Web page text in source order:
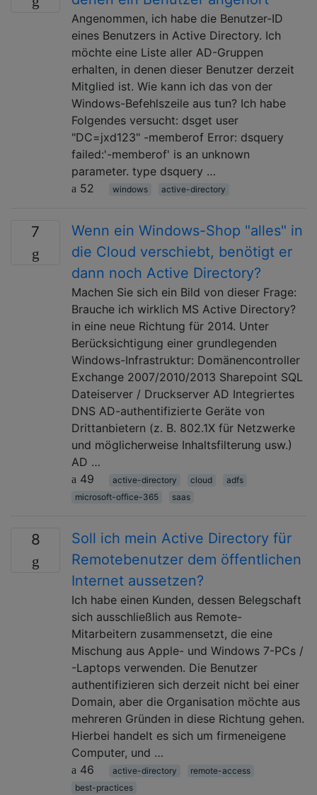
Angenommen, ich habe die Benutzer-ID
eines Benutzers in Active Directory. Ich
möchte eine Liste aller AD-Gruppen
erhalten, in denen dieser Benutzer derzeit
Mitglied ist. Wie kann ich das von der
Windows-Befehlszeile aus tun? Ich habe
Folgendes versucht: dsget user
"DC=jxd123" -memberof Error: dsquery
failed:'-memberof' is an unknown
parameter. type dsquery …
52
windows active-directory
7
Wenn ein Windows-Shop "alles" in
die Cloud verschiebt, benötigt er
dann noch Active Directory?
Machen Sie sich ein Bild von dieser Frage:
Brauche ich wirklich MS Active Directory?
in eine neue Richtung für 2014. Unter
Berücksichtigung einer grundlegenden
Windows-Infrastruktur: Domänencontroller
Exchange 2007/2010/2013 Sharepoint SQL
Dateiserver / Druckserver AD Integriertes
DNS AD-authentifizierte Geräte von
Drittanbietern (z. B. 802.1X für Netzwerke
und möglicherweise Inhaltsfilterung usw.)
AD …
49
active-directory cloud
adfs
microsoft-office-365
saas
8
Soll ich mein Active Directory für
Remotebenutzer dem öffentlichen
Internet aussetzen?
Ich habe einen Kunden, dessen Belegschaft
sich ausschließlich aus Remote-
Mitarbeitern zusammensetzt, die eine
Mischung aus Apple- und Windows 7-PCs /
-Laptops verwenden. Die Benutzer
authentifizieren sich derzeit nicht bei einer
Domain, aber die Organisation möchte aus
mehreren Gründen in diese Richtung gehen.
Hierbei handelt es sich um firmeneigene
Computer, und …
46
active-directory
remote-access
best-practices